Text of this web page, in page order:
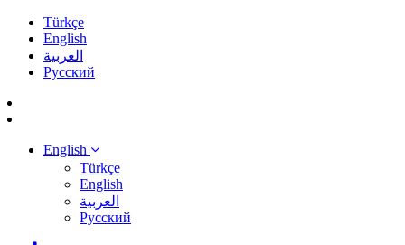
Türkçe
English
العربية
Pусский
English
Türkçe
English
العربية
Pусский